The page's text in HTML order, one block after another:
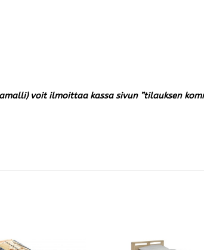
voit ilmoittaa kassa sivun ”tilauksen